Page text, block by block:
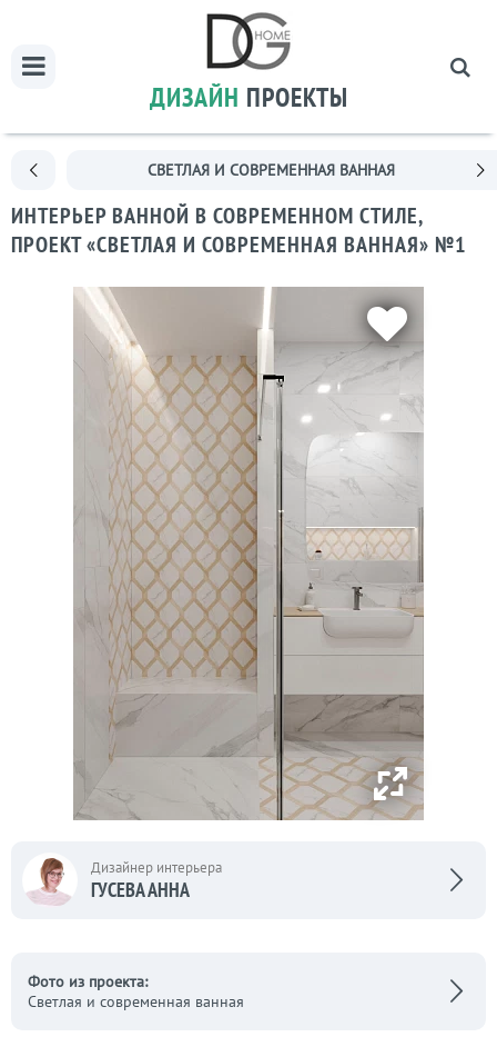
ДИЗАЙН ПРОЕКТЫ
СВЕТЛАЯ И СОВРЕМЕННАЯ ВАННАЯ
ИНТЕРЬЕР ВАННОЙ В СОВРЕМЕННОМ СТИЛЕ,
ПРОЕКТ «СВЕТЛАЯ И СОВРЕМЕННАЯ ВАННАЯ» №1
Дизайнер интерьера
ГУСЕВА АННА
Фото из проекта:
Светлая и современная ванная